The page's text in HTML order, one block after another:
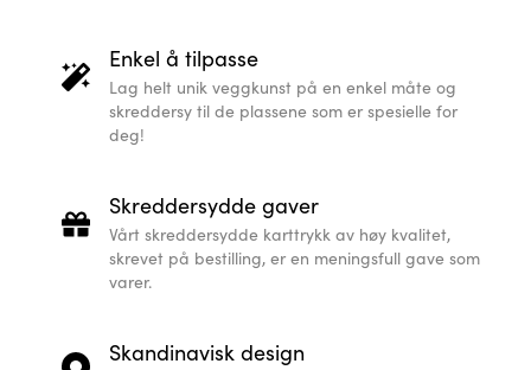
Enkel å tilpasse
Lag helt unik veggkunst på en enkel måte og
skreddersy til de plassene som er spesielle for
deg!
Skreddersydde gaver
Vårt skreddersydde karttrykk av høy kvalitet,
skrevet på bestilling, er en meningsfull gave som
varer.
Skandinavisk design